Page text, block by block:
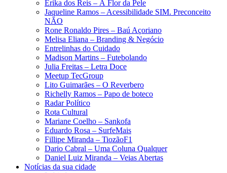
Érika dos Reis​ – À Flor da Pele
Jaqueline Ramos – Acessibilidade SIM. Preconceito
NÃO
Rone Ronaldo Pires – Baú Açoriano
Melisa Eliana – Branding & Negócio
Entrelinhas do Cuidado
Madison Martins – Futebolando
Julia Freitas​ – Letra Doce
Meetup TecGroup
Lito Guimarães – O Reverbero
Richelly Ramos​ – Papo de boteco
Radar Político
Rota Cultural
Mariane Coelho – Sankofa
Eduardo Rosa​ – SurfeMais
Fillipe Miranda – TiozãoF1
Dario Cabral – Uma Coluna Qualquer
Daniel Luiz Miranda – Veias Abertas
Notícias da sua cidade